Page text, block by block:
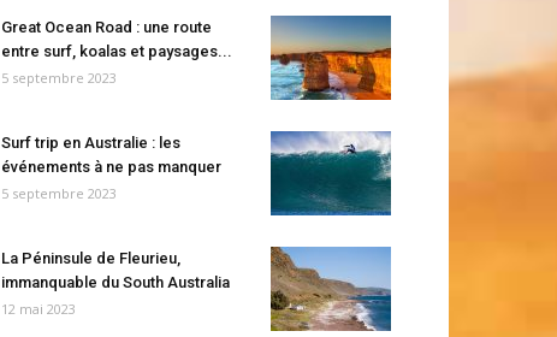
Great Ocean Road : une route
entre surf, koalas et paysages...
5 septembre 2023
Surf trip en Australie : les
événements à ne pas manquer
5 septembre 2023
La Péninsule de Fleurieu,
immanquable du South Australia
12 mai 2023